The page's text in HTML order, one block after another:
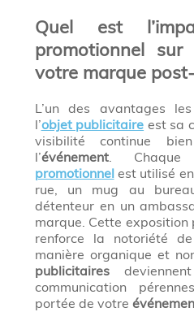
Quel est
promotionnel
votre marque
L’un des avantages
l’objet publicitaire est sa
visibilité continue
l’événement.
promotionnelest utilisé
rue, un mug au
détenteur en un
marque. Cette exposition
renforce la notoriété
manière organique et
publicitaires
communication
portée de votre